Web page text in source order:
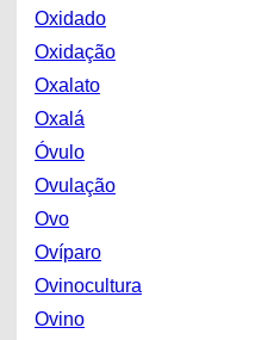
Oxidado
Oxidação
Oxalato
Oxalá
Óvulo
Ovulação
Ovo
Ovíparo
Ovinocultura
Ovino